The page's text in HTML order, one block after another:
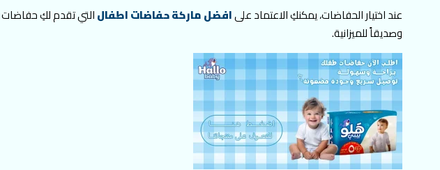
عند اختيار الحفاضات، يمكنكِ الاعتماد علىافضل ماركة حفاضات اطفالالتي تقدم لكِ حفاضات
وصديقاً للميزانية.